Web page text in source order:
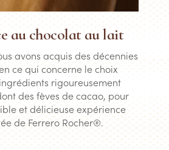
au chocolat au lait
avons acquis des décennies
ce qui concerne le choix
rigoureusement
des fèves de cacao, pour
et délicieuse expérience
de Ferrero Rocher®.